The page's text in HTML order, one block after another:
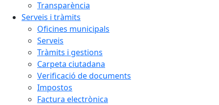
Transparència
Serveis i tràmits
Oficines municipals
Serveis
Tràmits i gestions
Carpeta ciutadana
Verificació de documents
Impostos
Factura electrònica